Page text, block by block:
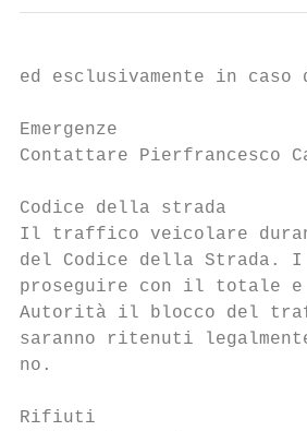
ed esclusivamente in caso
Emergenze
Contattare Pierfrancesco
Codice della strada
Il traffico veicolare
del Codice della Strada.
proseguire con il totale e
Autorità il blocco del
saranno ritenuti
no.
Rifiuti